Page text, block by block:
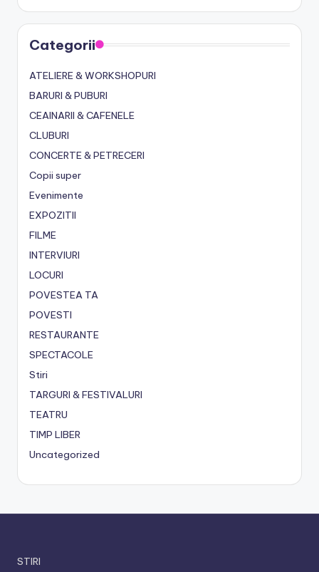
Categorii
ATELIERE & WORKSHOPURI
BARURI & PUBURI
CEAINARII & CAFENELE
CLUBURI
CONCERTE & PETRECERI
Copii super
Evenimente
EXPOZITII
FILME
INTERVIURI
LOCURI
POVESTEA TA
POVESTI
RESTAURANTE
SPECTACOLE
Stiri
TARGURI & FESTIVALURI
TEATRU
TIMP LIBER
Uncategorized
STIRI